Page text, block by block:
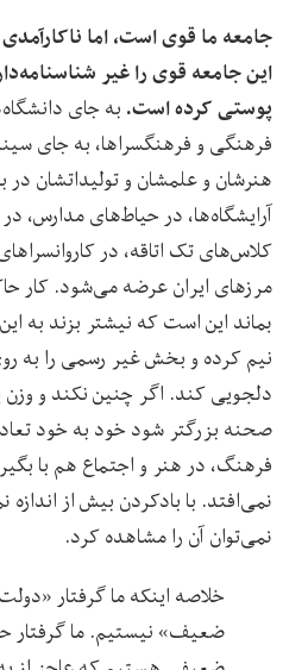
جامعه ما قوی است، اما
این جامعه قوی را غیر
پوستی کرده است. به‌ جای
فرهنگی و فرهنگسراها، به جای
هنرشان و علمشان و تولیداتشان در
آرایشگاه‌ها، در حیاط‌های مدارس،
کلاس‌های تک اتاقه، در
مرزهای ایران عرضه می‌شود. کار
بماند این است که نیشتر بزند به
نیم کرده و بخش غیر رسمی را به
دلجویی کند. اگر چنین نکند و
صحنه بزرگتر شود خود به خود
فرهنگ، در هنر و اجتماع هم با بگیر
نمی‌افتد. با بادکردن بیش از
نمی‌توان آن را مشاهده کرد.
خلاصه اینکه ما گرفتار
ضعیف» نیستیم. ما گرفتار